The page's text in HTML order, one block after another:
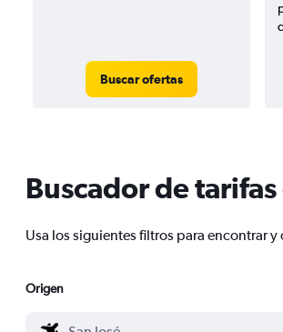
Buscar ofertas
Buscador de
Usa los siguientes filtros para encontrar
Origen